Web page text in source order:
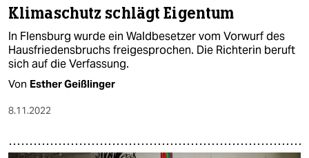
Klimaschutz schlägt Eigentum
In Flensburg wurde ein Waldbesetzer vom Vorwurf des
Hausfriedensbruchs freigesprochen. Die Richterin beruft
sich auf die Verfassung.
Von Esther Geißlinger
8.11.2022